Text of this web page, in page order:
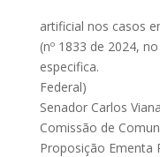
artificial nos casos
(nº 1833 de 2024,
especifica.
Federal)
Senador Carlos Viana
Comissão de
Proposição Ementa